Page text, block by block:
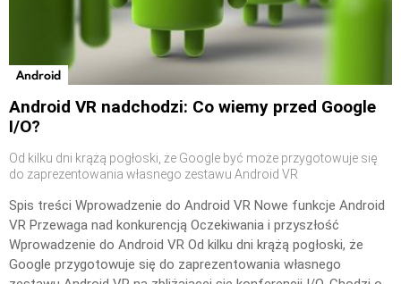
Android
Android VR nadchodzi: Co wiemy przed Google
I/O?
Od kilku dni krążą pogłoski, że Google być może przygotowuje się
do zaprezentowania własnego zestawu Android VR
Spis treści Wprowadzenie do Android VR Nowe funkcje Android
VR Przewaga nad konkurencją Oczekiwania i przyszłość
Wprowadzenie do Android VR Od kilku dni krążą pogłoski, że
Google przygotowuje się do zaprezentowania własnego